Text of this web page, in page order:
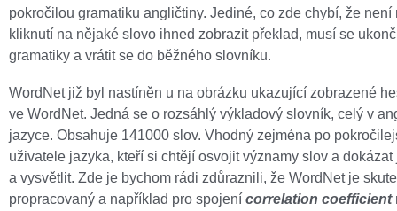
pokročilou gramatiku angličtiny. Jediné, co zde chybí, že není
kliknutí na nějaké slovo ihned zobrazit překlad, musí se
gramatiky a vrátit se do běžného slovníku.
WordNet již byl nastíněn u na obrázku ukazující zobrazené
ve WordNet. Jedná se o rozsáhlý výkladový slovník, celý v
jazyce. Obsahuje 141000 slov. Vhodný zejména po
uživatele jazyka, kteří si chtějí osvojit významy slov a dokázat
a vysvětlit. Zde je bychom rádi zdůraznili, že WordNet je
propracovaný a například pro spojenícorrelation coefficient